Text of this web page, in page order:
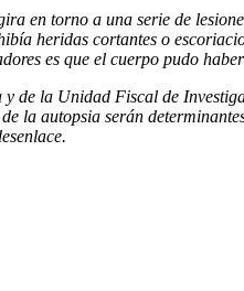
en torno a una serie de
heridas cortantes o
es que el cuerpo pudo
de la Unidad Fiscal de
la autopsia serán